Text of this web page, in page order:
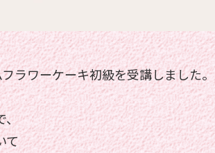
ラワーケーキ初級を受講しました。
、
て